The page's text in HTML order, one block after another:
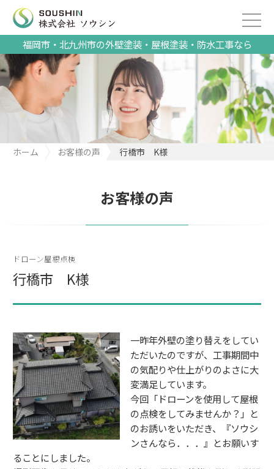
福岡市・北九州市の外壁塗装・屋根塗装・防水工事なら
ホーム お客様の声 行橋市 K様
お客様の声
ドローン屋根点検
行橋市 K様
一昨年外壁の塗り替えをしてい
ただいたのですが、工事期間中
の気配りや仕上がりのよさに大
変満足しています。
今回「ドローンを使用して屋根
の点検をしてみませんか？」と
のお誘いをいただき、『ソウシ
ンさんなら．．．』とお願いす
ることにしました。